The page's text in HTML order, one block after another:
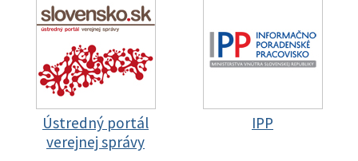
Ústredný portál
verejnej správy
IPP